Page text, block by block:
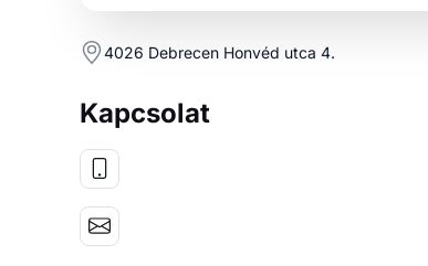
4026 Debrecen Honvéd utca 4.
Kapcsolat